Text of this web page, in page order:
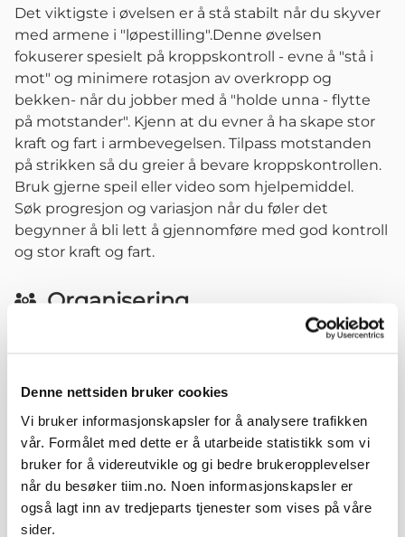
Denne nettsiden bruker cookies
Vi bruker informasjonskapsler for å analysere trafikken
vår. Formålet med dette er å utarbeide statistikk som vi
bruker for å videreutvikle og gi bedre brukeropplevelser
når du besøker tiim.no. Noen informasjonskapsler er
også lagt inn av tredjeparts tjenester som vises på våre
sider.
Det viktigste i øvelsen er å stå stabilt når du skyver
med armene i "løpestilling".Denne øvelsen
fokuserer spesielt på kroppskontroll - evne å "stå i
mot" og minimere rotasjon av overkropp og
bekken- når du jobber med å "holde unna - flytte
på motstander". Kjenn at du evner å ha skape stor
kraft og fart i armbevegelsen. Tilpass motstanden
på strikken så du greier å bevare kroppskontrollen.
Bruk gjerne speil eller video som hjelpemiddel.
Søk progresjon og variasjon når du føler det
begynner å bli lett å gjennomføre med god kontroll
og stor kraft og fart.
Organisering
Individuell øvelse med strikk. Det anbefales lav
1-20 repetisjoner -Ta hyppige pauser og tenk alltid
"Kvalitet over kvantitet" - der kvaliteten (god
kroppskontrol, stor kraft og fart) i hver repetisjon du
gjør er viktigere enn antall repetisjoner. "Det er
bedre med en bra enn mange dårlig". Du kan trene
dette 2-3 x pr uke. Ikke tren med sårhet eller
smerte.